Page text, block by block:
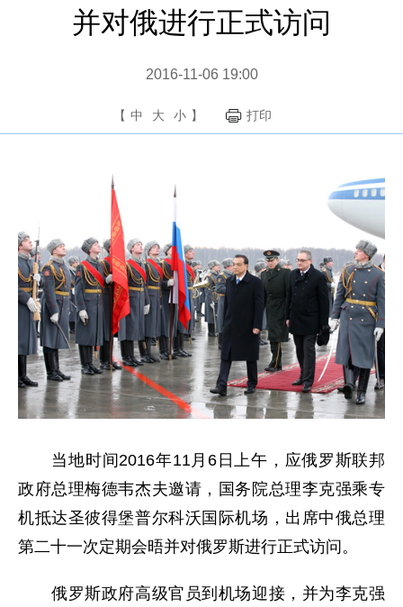
并对俄进行正式访问
2016-11-06 19:00
【 中 大 小 】 打印
当地时间2016年11月6日上午，应俄罗斯联邦
政府总理梅德韦杰夫邀请，国务院总理李克强乘专
机抵达圣彼得堡普尔科沃国际机场，出席中俄总理
第二十一次定期会晤并对俄罗斯进行正式访问。
俄罗斯政府高级官员到机场迎接，并为李克强